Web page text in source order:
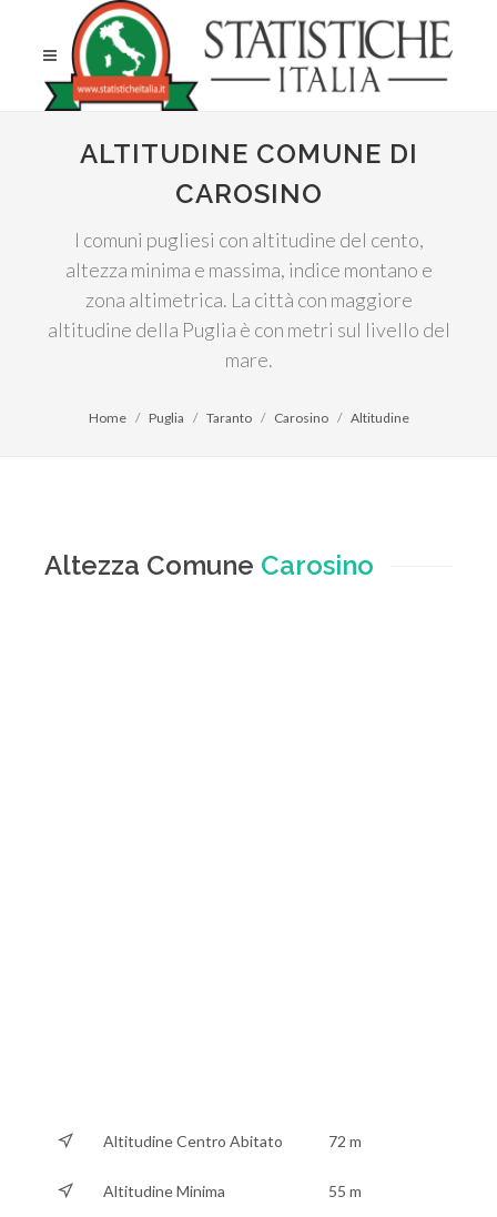
ALTITUDINE COMUNE DI
CAROSINO
I comuni pugliesi con altitudine del cento,
altezza minima e massima, indice montano e
zona altimetrica. La città con maggiore
altitudine della Puglia è con metri sul livello del
mare.
Home Puglia Taranto Carosino Altitudine
Altezza Comune Carosino
Altitudine Centro Abitato 72 m
Altitudine Minima 55 m